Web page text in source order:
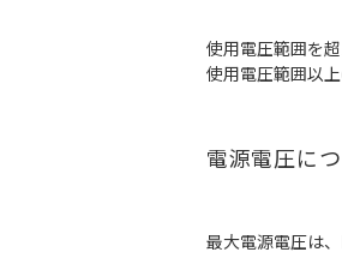
使用電圧範囲を
使用電圧範囲以
電源電圧に
最大電源電圧は